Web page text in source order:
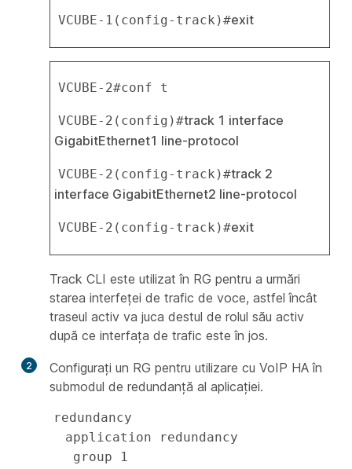
VCUBE-1(config-track)#exit
VCUBE-2#conf t
VCUBE-2(config)#track 1 interface
GigabitEthernet1 line-protocol
VCUBE-2(config-track)#track 2
interface GigabitEthernet2 line-protocol
VCUBE-2(config-track)#exit
Track CLI este utilizat în RG pentru a urmări
starea interfeței de trafic de voce, astfel încât
traseul activ va juca destul de rolul său activ
după ce interfața de trafic este în jos.
2
Configurați un RG pentru utilizare cu VoIP HA în
submodul de redundanță al aplicației.
redundancy